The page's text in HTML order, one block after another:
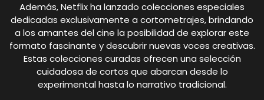
Además, Netflix ha lanzado colecciones especiales
dedicadas exclusivamente a cortometrajes, brindando
a los amantes del cine la posibilidad de explorar este
formato fascinante y descubrir nuevas voces creativas.
Estas colecciones curadas ofrecen una selección
cuidadosa de cortos que abarcan desde lo
experimental hasta lo narrativo tradicional.